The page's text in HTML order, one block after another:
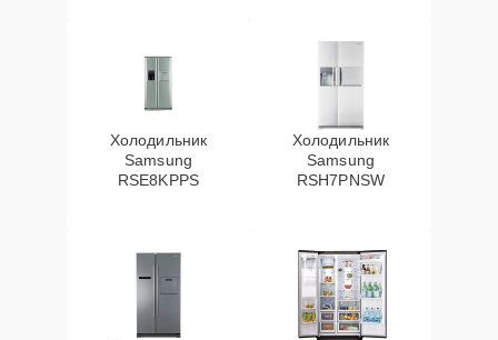
Холодильник
Samsung
RSE8KPPS
Холодильник
Samsung
RSH7PNSW